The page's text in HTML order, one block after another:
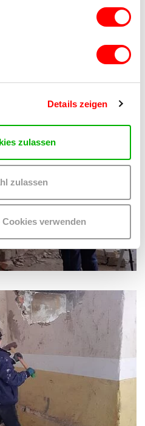
Details zeigen
zulassen
zulassen
verwenden